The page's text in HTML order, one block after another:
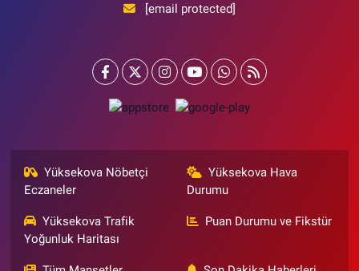
[email protected]
Yüksekova Nöbetçi
Eczaneler
Yüksekova Hava
Durumu
Yüksekova Trafik
Yoğunluk Haritası
Puan Durumu ve Fikstür